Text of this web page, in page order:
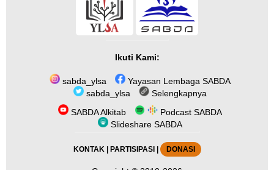
Ikuti Kami:
sabda_ylsa
Yayasan Lembaga SABDA
sabda_ylsa
Selengkapnya
SABDA Alkitab
Podcast SABDA
Slideshare SABDA
KONTAK | PARTISIPASI| DONASI